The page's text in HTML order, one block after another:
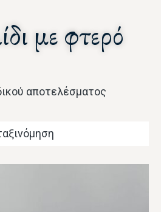
με φτερό
αποτελέσματος